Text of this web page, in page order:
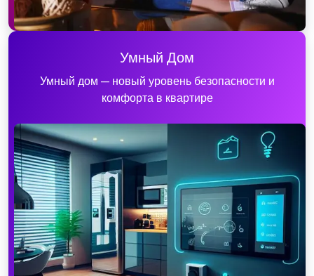
Умный Дом
Умный дом — новый уровень безопасности и
комфорта в квартире